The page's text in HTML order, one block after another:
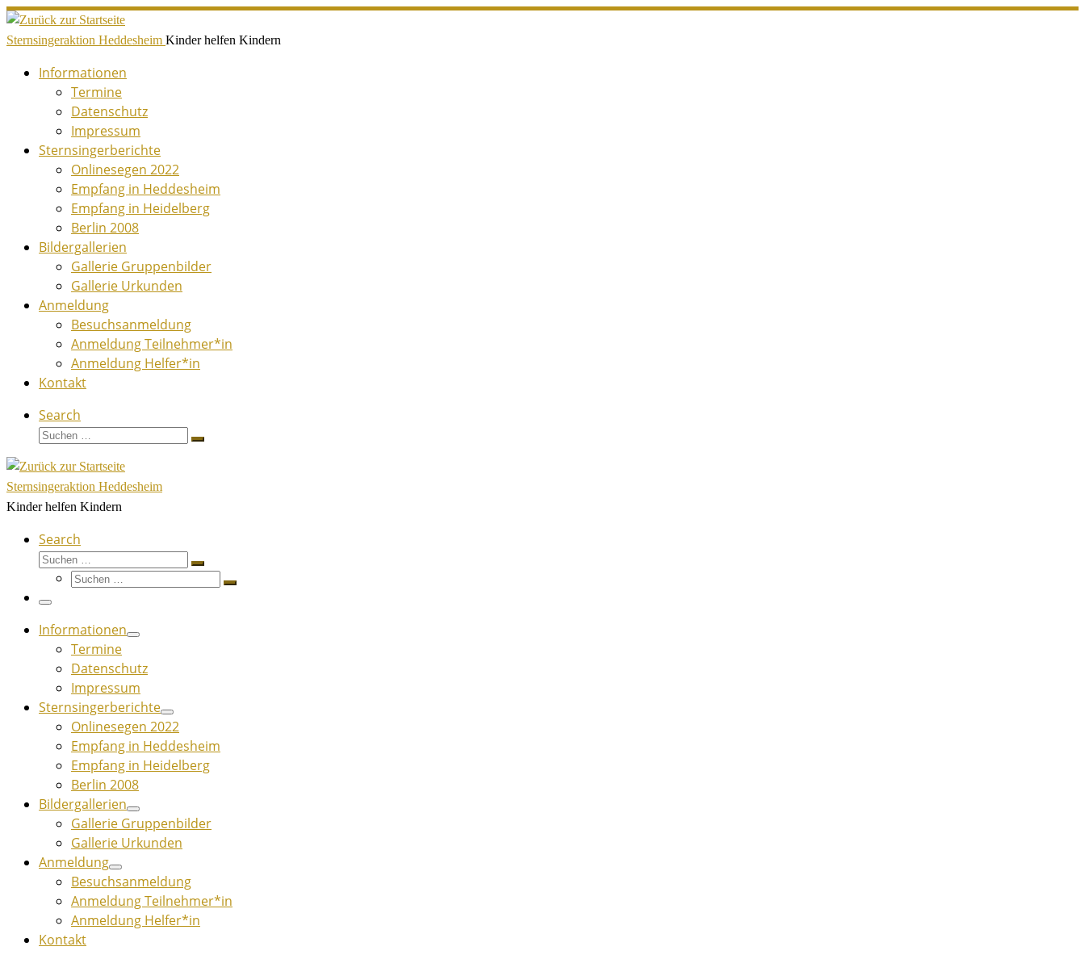
Zum
Inhalt
Sternsingeraktion Heddesheim Kinder helfen Kindern
Informationen
Termine
Datenschutz
Impressum
Sternsingerberichte
Onlinesegen 2022
Empfang in Heddesheim
Empfang in Heidelberg
Berlin 2008
Bildergallerien
Gallerie Gruppenbilder
Gallerie Urkunden
Anmeldung
Besuchsanmeldung
Anmeldung Teilnehmer*in
Anmeldung Helfer*in
Kontakt
Search
Suche
Suchen …
Sternsingeraktion Heddesheim
Kinder helfen Kindern
Search
Suche
Suchen …
Suche
Suchen …
Menü
Informationen
Termine
Datenschutz
Impressum
Sternsingerberichte
Onlinesegen 2022
Empfang in Heddesheim
Empfang in Heidelberg
Berlin 2008
Bildergallerien
Gallerie Gruppenbilder
Gallerie Urkunden
Anmeldung
Besuchsanmeldung
Anmeldung Teilnehmer*in
Anmeldung Helfer*in
Kontakt